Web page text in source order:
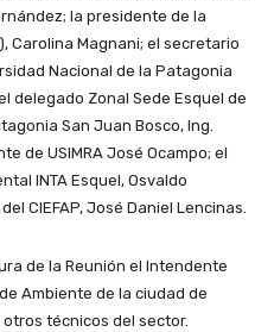
la presidente de la
Carolina Magnani; el secretario
Nacional de la Patagonia
delegado Zonal Sede Esquel de
San Juan Bosco, Ing.
de USIMRA José Ocampo; el
INTA Esquel, Osvaldo
CIEFAP, José Daniel Lencinas.
de la Reunión el Intendente
Ambiente de la ciudad de
otros técnicos del sector.